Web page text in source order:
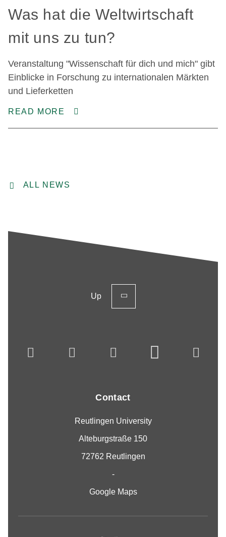
Was hat die Weltwirtschaft
mit uns zu tun?
Veranstaltung "Wissenschaft für dich und mich" gibt
Einblicke in Forschung zu internationalen Märkten
und Lieferketten
READ MORE
ALL NEWS
Up
Contact
Reutlingen University
Alteburgstraße 150
72762 Reutlingen
-
Google Maps